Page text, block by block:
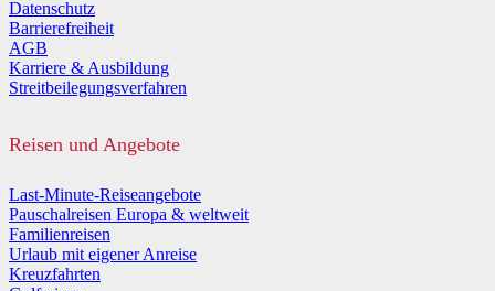
Datenschutz
Barrierefreiheit
AGB
Karriere & Ausbildung
Streitbeilegungsverfahren
Reisen und Angebote
Last-Minute-Reiseangebote
Pauschalreisen Europa & weltweit
Familienreisen
Urlaub mit eigener Anreise
Kreuzfahrten